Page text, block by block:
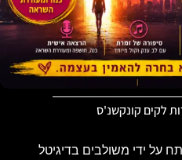
קונקשנ'ס
משולבים בדיגיטל